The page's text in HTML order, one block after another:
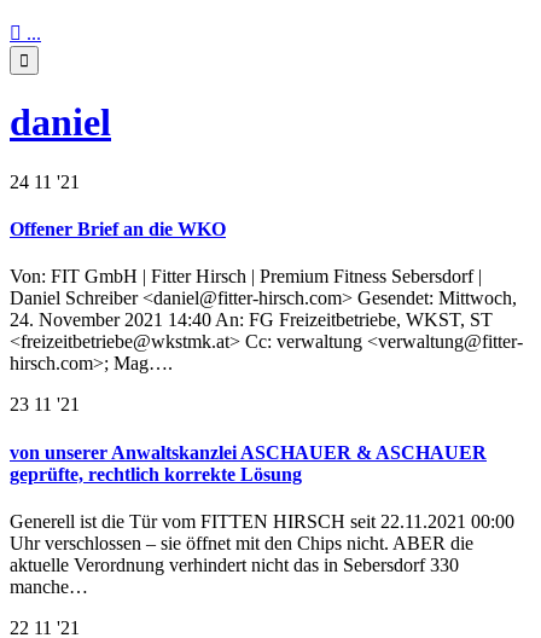
 ...

daniel
24 11 '21
Offener Brief an die WKO
Von: FIT GmbH | Fitter Hirsch | Premium Fitness Sebersdorf |
Daniel Schreiber <daniel@fitter-hirsch.com> Gesendet: Mittwoch,
24. November 2021 14:40 An: FG Freizeitbetriebe, WKST, ST
<freizeitbetriebe@wkstmk.at> Cc: verwaltung <verwaltung@fitter-
hirsch.com>; Mag….
23 11 '21
von unserer Anwaltskanzlei ASCHAUER & ASCHAUER
geprüfte, rechtlich korrekte Lösung
Generell ist die Tür vom FITTEN HIRSCH seit 22.11.2021 00:00
Uhr verschlossen – sie öffnet mit den Chips nicht. ABER die
aktuelle Verordnung verhindert nicht das in Sebersdorf 330
manche…
22 11 '21